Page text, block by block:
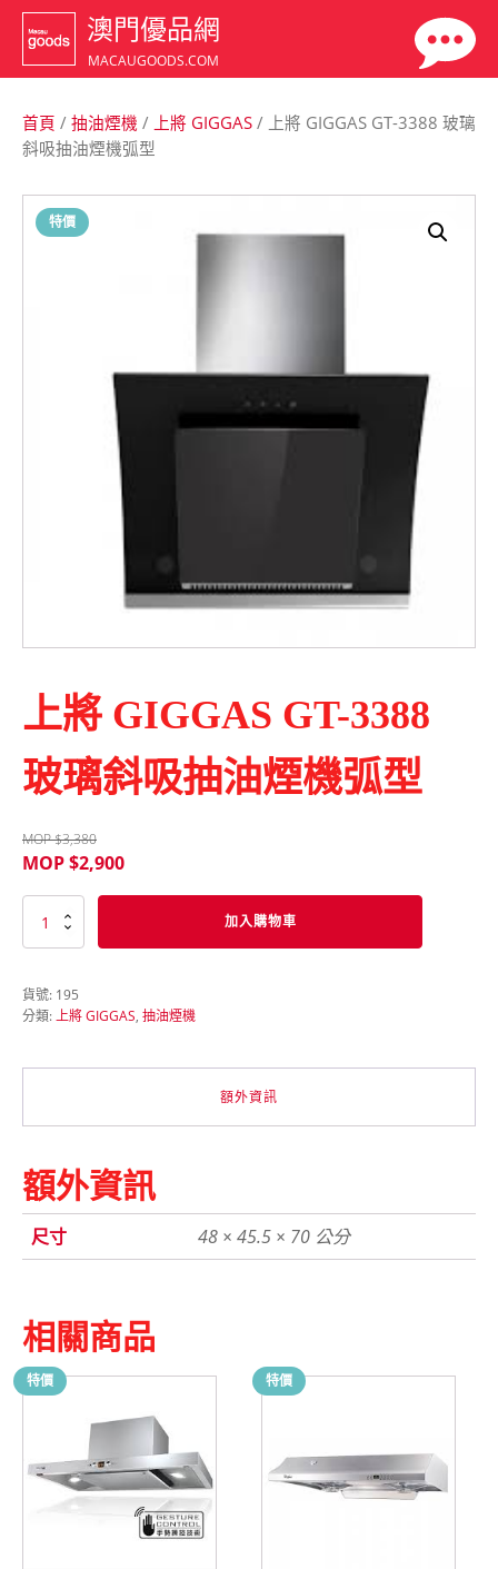
澳門優品網
MACAUGOODS.COM
首頁 / 抽油煙機 / 上將 GIGGAS / 上將 GIGGAS GT-3388 玻璃
斜吸抽油煙機弧型
特價
上將 GIGGAS GT-3388
玻璃斜吸抽油煙機弧型
MOP $3,380
MOP $2,900
3388
玻
油
機
弧
型
數
加入購物車
貨號: 195
分類:上將 GIGGAS, 抽油煙機
額外資訊
額外資訊
尺寸 48 × 45.5 × 70 公分
相關商品
特價 特價